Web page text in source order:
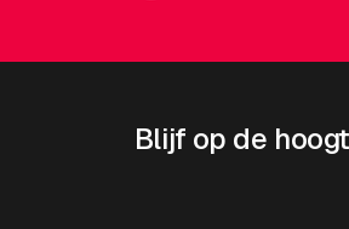
Blijf op de